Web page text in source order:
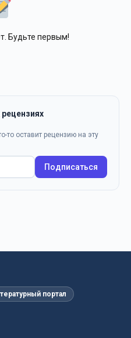
Будьте первым!
то оставит рецензию на эту
Подписаться
портал